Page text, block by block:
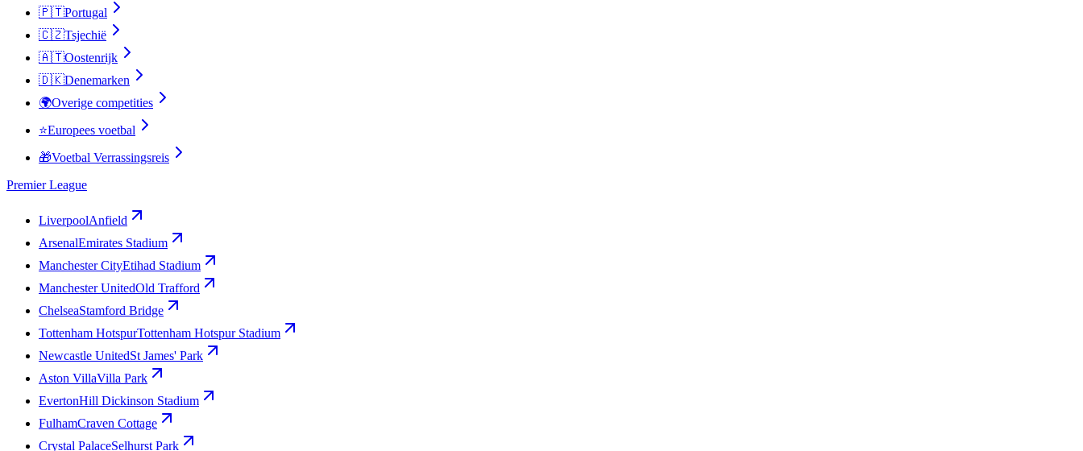
🇵🇹Portugal
🇨🇿Tsjechië
🇦🇹Oostenrijk
🇩🇰Denemarken
🌍Overige competities
⭐Europees voetbal
🎁Voetbal Verrassingsreis
Premier League
LiverpoolAnfield
ArsenalEmirates Stadium
Manchester CityEtihad Stadium
Manchester UnitedOld Trafford
ChelseaStamford Bridge
Tottenham HotspurTottenham Hotspur Stadium
Newcastle UnitedSt James' Park
Aston VillaVilla Park
EvertonHill Dickinson Stadium
FulhamCraven Cottage
Crystal PalaceSelhurst Park